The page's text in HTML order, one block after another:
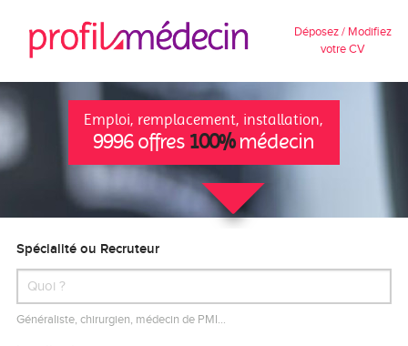
Déposez / Modifiez
votre CV
Emploi, remplacement, installation,
9996 offres 100%médecin
Spécialité ou Recruteur
Généraliste, chirurgien, médecin de PMI…